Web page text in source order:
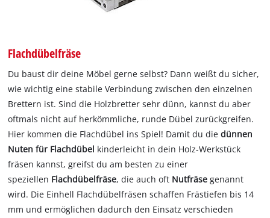
Flachdübelfräse
Du baust dir deine Möbel gerne selbst? Dann weißt du sicher,
wie wichtig eine stabile Verbindung zwischen den einzelnen
Brettern ist. Sind die Holzbretter sehr dünn, kannst du aber
oftmals nicht auf herkömmliche, runde Dübel zurückgreifen.
Hier kommen die Flachdübel ins Spiel! Damit du diedünnen
Nuten für Flachdübel kinderleicht in dein Holz-Werkstück
fräsen kannst, greifst du am besten zu einer
speziellen Flachdübelfräse, die auch oft Nutfräsegenannt
wird. Die Einhell Flachdübelfräsen schaffen Frästiefen bis 14
mm und ermöglichen dadurch den Einsatz verschieden